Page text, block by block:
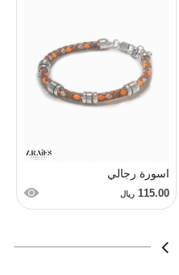
اسورة رجالي
115.00 ريال